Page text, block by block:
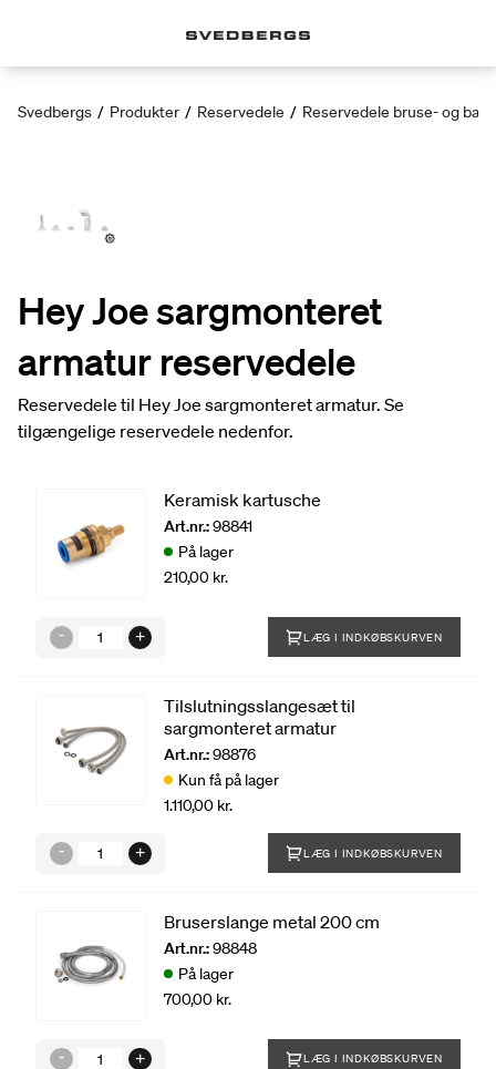
Svedbergs / Produkter / Reservedele / Reservedele bruse- og
Hey Joe sargmonteret
armatur reservedele
Reservedele til Hey Joe sargmonteret armatur. Se
tilgængelige reservedele nedenfor.
Keramisk kartusche
Art.nr.:98841
På lager
210,00 kr.
LÆG I INDKØBSKURVEN
Tilslutningsslangesæt til
sargmonteret armatur
Art.nr.:98876
Kun få på lager
1.110,00 kr.
LÆG I INDKØBSKURVEN
Bruserslange metal 200 cm
Art.nr.:98848
På lager
700,00 kr.
LÆG I INDKØBSKURVEN